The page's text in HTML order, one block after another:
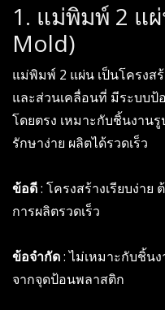
1. แม่พิมพ์ 2 แ
Mold)
แม่พิมพ์ 2 แผ่น เป็นโครงส
และส่วนเคลื่อนที่ มีระบบป้
โดยตรง เหมาะกับชิ้นงาน
รักษาง่าย ผลิตได้รวดเร็ว
ข้อดี: โครงสร้างเรียบง่า
การผลิตรวดเร็ว
ข้อจำกัด: ไม่เหมาะกับชิ้น
จากจุดป้อนพลาสติก